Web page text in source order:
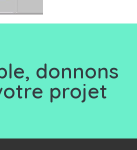
donnons
projet